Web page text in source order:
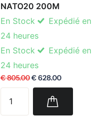
NATO20 200M
En Stock
Expédié en
24 heures
En Stock
Expédié en
24 heures
€ 805.00€ 628.00